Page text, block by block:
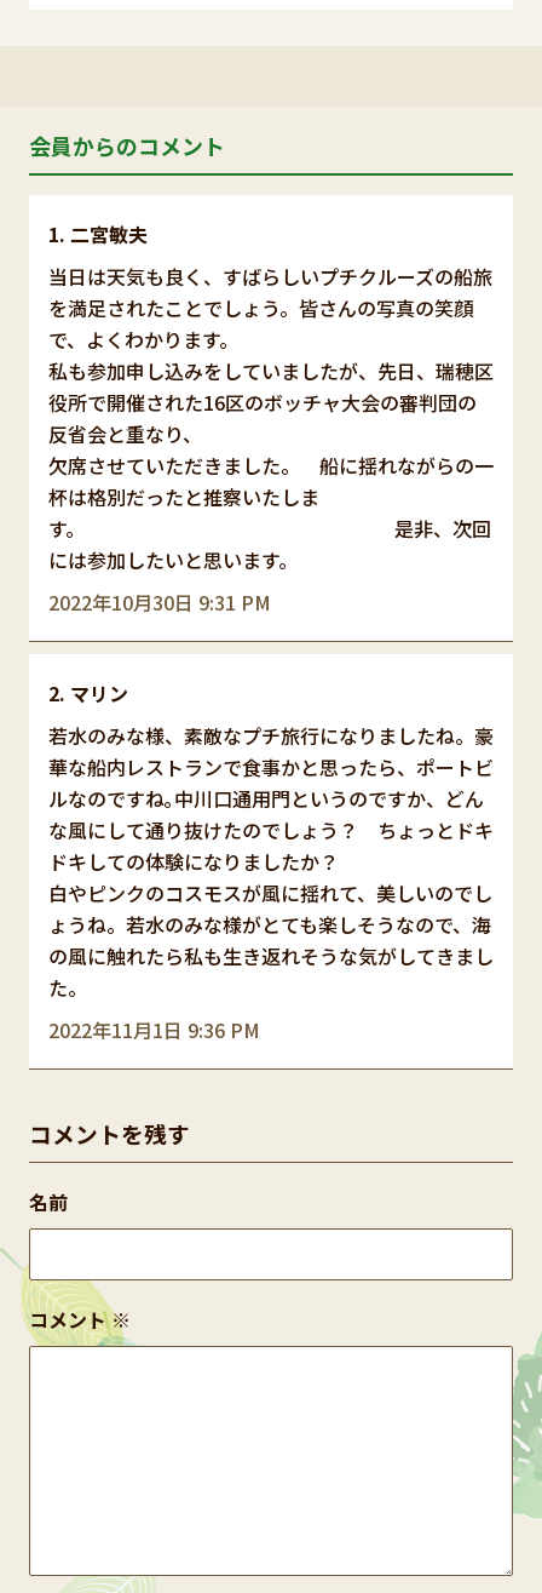
会員からのコメント
二宮敏夫
2022年10月30日 9:31 PM
当日は天気も良く、すばらしいプチクルーズの船旅
を満足されたことでしょう。皆さんの写真の笑顔
で、よくわかります。
私も参加申し込みをしていましたが、先日、瑞穂区
役所で開催された16区のボッチャ大会の審判団の
反省会と重なり、
欠席させていただきました。 船に揺れながらの一
杯は格別だったと推察いたしま
す。 是非、次回
には参加したいと思います。
マリン
2022年11月1日 9:36 PM
若水のみな様、素敵なプチ旅行になりましたね。豪
華な船内レストランで食事かと思ったら、ポートビ
ルなのですね｡中川口通用門というのですか、どん
な風にして通り抜けたのでしょう？ ちょっとドキ
ドキしての体験になりましたか？
白やピンクのコスモスが風に揺れて、美しいのでし
ょうね。若水のみな様がとても楽しそうなので、海
の風に触れたら私も生き返れそうな気がしてきまし
た。
コメントを残す
コメント※
名前